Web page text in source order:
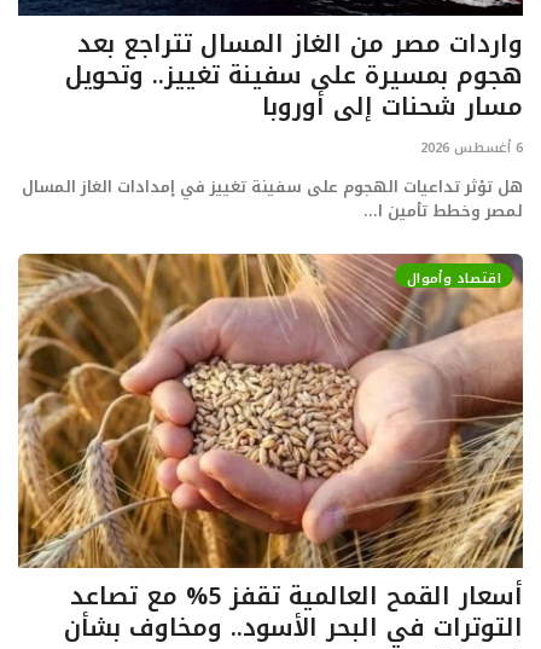
طاقة
غاز
تعدين
اتصالات وتكنولوجيا
شركات
فيديو وتوك شو
تقارير
مقالات
مجتمع البترول
دليل شركات البترول المصرية
واردات مصر من الغاز المسال تتراجع بعد
هجوم بمسيرة على سفينة تغييز.. وتحويل
مسار شحنات إلى أوروبا
6 أغسطس 2026
هل تؤثر تداعيات الهجوم على سفينة تغييز في إمدادات الغاز المسال
لمصر وخطط تأمين ا...
اقتصاد وأموال
أسعار القمح العالمية تقفز 5% مع تصاعد
التوترات في البحر الأسود.. ومخاوف بشأن